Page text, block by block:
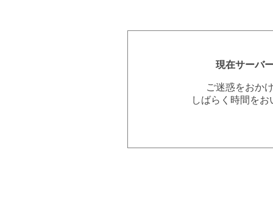
現在サーバ
ご迷惑をおか
しばらく時間を